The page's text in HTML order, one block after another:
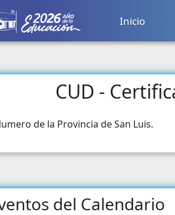
Inicio
CUD -
de la Provincia de San Luis.
del Calendario